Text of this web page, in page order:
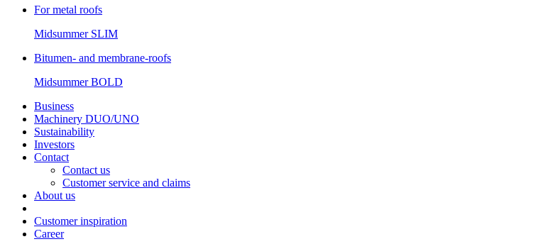
For metal roofs
Midsummer SLIM
Bitumen- and membrane-roofs
MidsummerBOLD
Business
Machinery DUO/UNO
Sustainability
Investors
Contact
Contact us
Customer service and claims
About us
Customer inspiration
Career